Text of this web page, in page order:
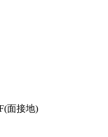
面接地)